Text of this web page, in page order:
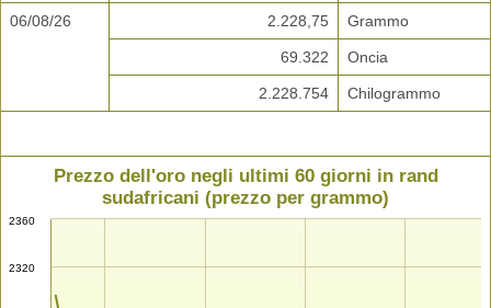
06/08/26 2.228,75 Grammo
69.322 Oncia
2.228.754 Chilogrammo
Prezzo dell'oro negli ultimi 60 giorni in rand
sudafricani (prezzo per grammo)
2320
2360